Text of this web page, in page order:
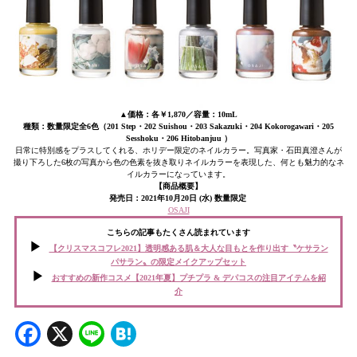
▲価格：各￥1,870／容量：10mL
種類：数量限定全6色（201 Step・202 Suishou・203 Sakazuki・204 Kokorogawari・205
Sesshoku・206 Hitobanjuu ）
日常に特別感をプラスしてくれる、ホリデー限定のネイルカラー。写真家・石田真澄さんが
撮り下ろした6枚の写真から色の色素を抜き取りネイルカラーを表現した、何とも魅力的なネ
イルカラーになっています。
【商品概要】
発売日：2021年10月20日 (水) 数量限定
OSAJI
こちらの記事もたくさん読まれています
【クリスマスコフレ2021】透明感ある肌＆大人な目もとを作り出す〝ケサラン
パサラン〟の限定メイクアップセット
おすすめの新作コスメ【2021年夏】プチプラ & デパコスの注目アイテムを紹
介
Facebook
X Line